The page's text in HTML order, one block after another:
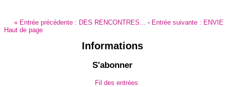
« Entrée précédente : DES RENCONTRES... - Entrée suivante : ENVIE
Haut de page
Informations
S'abonner
Fil des entrées